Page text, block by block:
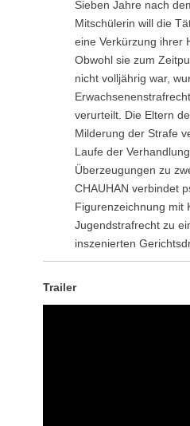
Sieben Jahre nach
Mitschülerin will die
eine Verkürzung ihrer
Obwohl sie zum
nicht volljährig war,
verurteilt. Die Eltern
Milderung der Strafe
Laufe der
Überzeugungen zu
CHAUHAN verbindet
Figurenzeichnung mit
Jugendstrafrecht zu
inszenierten
Trailer